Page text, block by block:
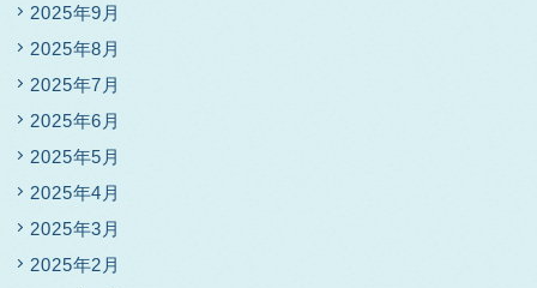
2025年9月
2025年8月
2025年7月
2025年6月
2025年5月
2025年4月
2025年3月
2025年2月